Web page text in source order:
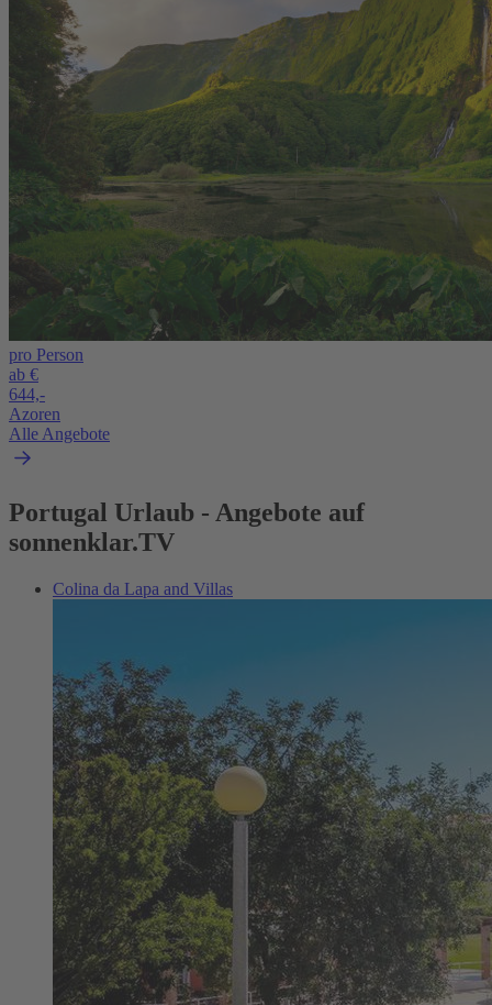
pro Person
ab €
644,-
Azoren
Alle Angebote
Portugal Urlaub - Angebote auf
sonnenklar.TV
Colina da Lapa and Villas